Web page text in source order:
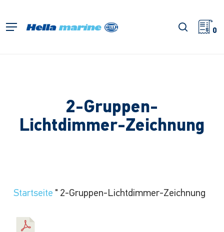
springen
Menü Suche
0
2-Gruppen-
Lichtdimmer-Zeichnung
Startseite " 2-Gruppen-Lichtdimmer-Zeichnung